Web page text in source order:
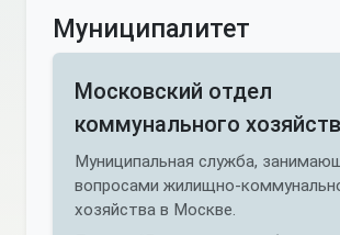
Муниципалитет
Московский отдел
коммунального
Муниципальная служба,
вопросами жилищно-
хозяйства в Москве.